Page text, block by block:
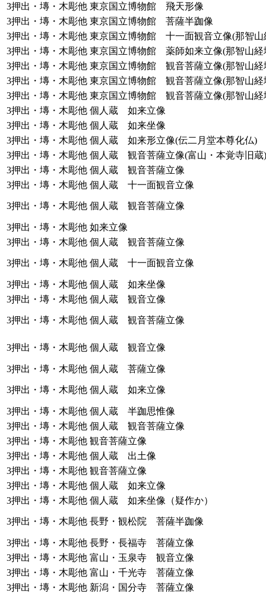
3押出・塼・木彫他 東京国立博物館 飛天形像
3押出・塼・木彫他 東京国立博物館 菩薩半跏像
3押出・塼・木彫他 東京国立博物館 十一面観音立像(那智山
3押出・塼・木彫他 東京国立博物館 薬師如来立像(那智山経
3押出・塼・木彫他 東京国立博物館 観音菩薩立像(那智山経
3押出・塼・木彫他 東京国立博物館 観音菩薩立像(那智山経
3押出・塼・木彫他 東京国立博物館 観音菩薩立像(那智山経
3押出・塼・木彫他 個人蔵 如来立像
3押出・塼・木彫他 個人蔵 如来坐像
3押出・塼・木彫他 個人蔵 如来形立像(伝二月堂本尊化仏)
3押出・塼・木彫他 個人蔵 観音菩薩立像(富山・本覚寺旧蔵)
3押出・塼・木彫他 個人蔵 観音菩薩立像
3押出・塼・木彫他 個人蔵 十一面観音立像
3押出・塼・木彫他 個人蔵 観音菩薩立像
3押出・塼・木彫他 如来立像
3押出・塼・木彫他 個人蔵 観音菩薩立像
3押出・塼・木彫他 個人蔵 十一面観音立像
3押出・塼・木彫他 個人蔵 如来坐像
3押出・塼・木彫他 個人蔵 観音立像
3押出・塼・木彫他 個人蔵 観音菩薩立像
3押出・塼・木彫他 個人蔵 観音立像
3押出・塼・木彫他 個人蔵 菩薩立像
3押出・塼・木彫他 個人蔵 如来立像
3押出・塼・木彫他 個人蔵 半跏思惟像
3押出・塼・木彫他 個人蔵 観音菩薩立像
3押出・塼・木彫他 観音菩薩立像
3押出・塼・木彫他 個人蔵 出土像
3押出・塼・木彫他 観音菩薩立像
3押出・塼・木彫他 個人蔵 如来立像
3押出・塼・木彫他 個人蔵 如来坐像（疑作か）
3押出・塼・木彫他 長野・観松院 菩薩半跏像
3押出・塼・木彫他 長野・長福寺 菩薩立像
3押出・塼・木彫他 富山・玉泉寺 観音立像
3押出・塼・木彫他 富山・千光寺 菩薩立像
3押出・塼・木彫他 新潟・国分寺 菩薩立像